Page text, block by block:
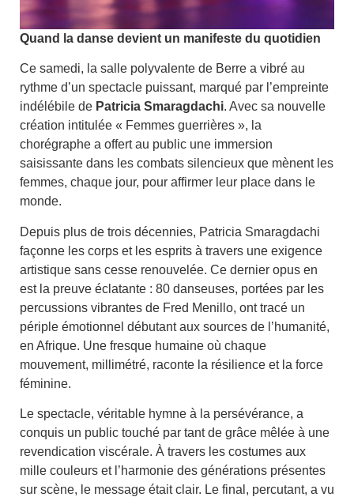
Quand la danse devient un manifeste du quotidien
Ce samedi, la salle polyvalente de Berre a vibré au
rythme d’un spectacle puissant, marqué par l’empreinte
indélébile de Patricia Smaragdachi. Avec sa nouvelle
création intitulée « Femmes guerrières », la
chorégraphe a offert au public une immersion
saisissante dans les combats silencieux que mènent les
femmes, chaque jour, pour affirmer leur place dans le
monde.
Depuis plus de trois décennies, Patricia Smaragdachi
façonne les corps et les esprits à travers une exigence
artistique sans cesse renouvelée. Ce dernier opus en
est la preuve éclatante : 80 danseuses, portées par les
percussions vibrantes de Fred Menillo, ont tracé un
périple émotionnel débutant aux sources de l’humanité,
en Afrique. Une fresque humaine où chaque
mouvement, millimétré, raconte la résilience et la force
féminine.
Le spectacle, véritable hymne à la persévérance, a
conquis un public touché par tant de grâce mêlée à une
revendication viscérale. À travers les costumes aux
mille couleurs et l’harmonie des générations présentes
sur scène, le message était clair. Le final, percutant, a vu